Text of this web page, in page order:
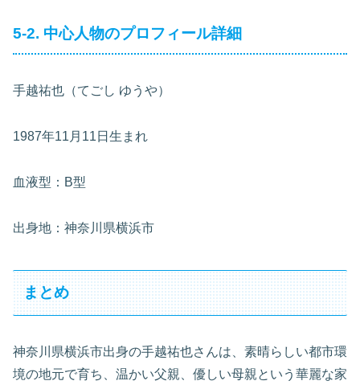
5-2. 中心人物のプロフィール詳細
手越祐也（てごし ゆうや）
1987年11月11日生まれ
血液型：B型
出身地：神奈川県横浜市
まとめ
神奈川県横浜市出身の手越祐也さんは、素晴らしい都市環
境の地元で育ち、温かい父親、優しい母親という華麗な家